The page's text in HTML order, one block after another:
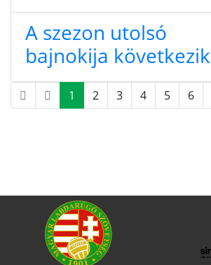
A szezon utolsó
bajnokija következik
1 2 3 4 5 6